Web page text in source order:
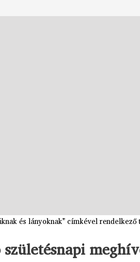
és lányoknak” címkével rendelkező